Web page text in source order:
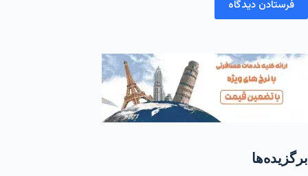
فرستادن دیدگاه
برگزیده‌ها